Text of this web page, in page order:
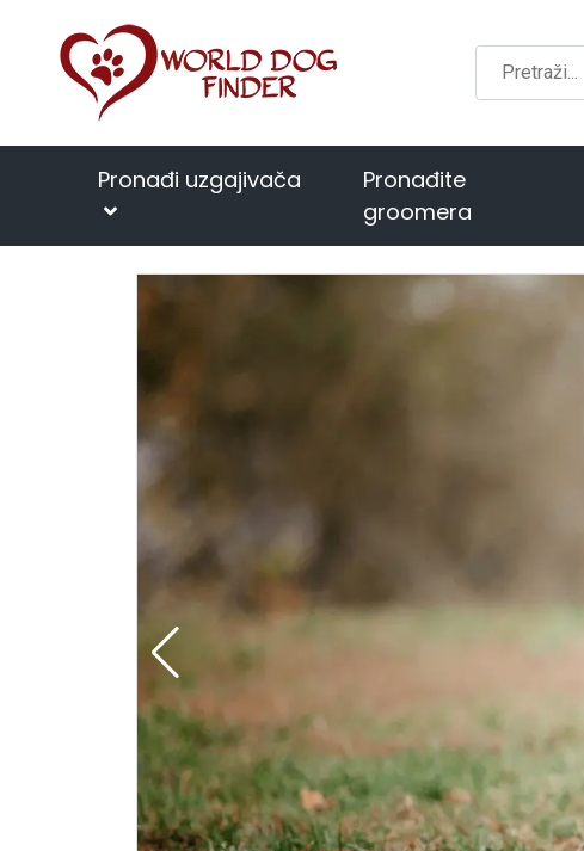
Pronađi uzgajivača
Pronađite
groomera